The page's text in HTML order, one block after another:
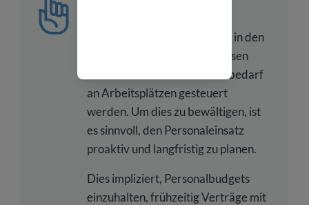
Im Weihnachtsgeschäft oder in den
Sommermonaten muss in diesen
Fällen ein erhöhter Personalbedarf
an Arbeitsplätzen gesteuert
werden. Um dies zu bewältigen, ist
es sinnvoll, den Personaleinsatz
proaktiv und langfristig zu planen.
Dies impliziert, Personalbudgets
einzuhalten, frühzeitig Verträge mit